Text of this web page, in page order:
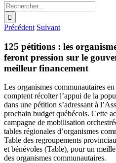
Rechercher:
Précédent Suivant
125 pétitions : les
feront pression sur le
meilleur financement
Les organismes communautaires
comptent récolter l’appui de la
dans une pétition s’adressant à
prochain budget québécois. Cette
campagne de mobilisation
tables régionales d’organismes
Table des regroupements
et bénévoles (Table), pour un
des organismes communautaires.